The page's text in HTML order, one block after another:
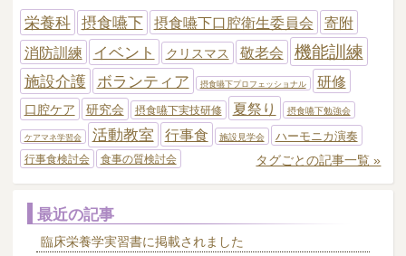
栄養科
摂食嚥下 摂食嚥下口腔衛生委員会
寄附
消防訓練
イベント クリスマス 敬老会 機能訓練
施設介護 ボランティア 摂食嚥下プロフェッショナル 研修
口腔ケア 研究会 摂食嚥下実技研修 夏祭り 摂食嚥下勉強会
ケアマネ学習会 活動教室 行事食 施設見学会 ハーモニカ演奏
行事食検討会 食事の質検討会 タグごとの記事一覧 »
最近の記事
臨床栄養学実習書に掲載されました